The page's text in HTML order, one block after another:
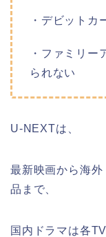
・デビットカ
・ファミリー
られない
U-NEXTは、
最新映画から海
品まで、
国内ドラマは各